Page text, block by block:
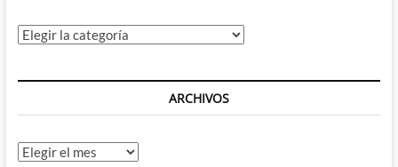
Categorías
ARCHIVOS
Archivos